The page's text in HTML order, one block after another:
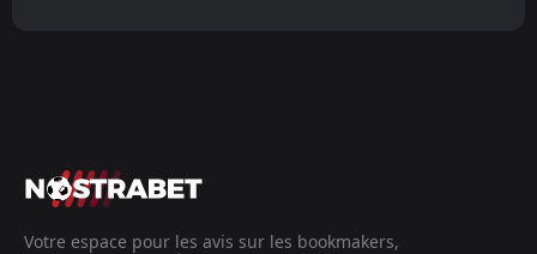
Votre espace pour les avis sur les bookmakers,